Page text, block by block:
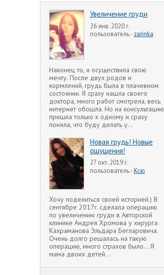
Увеличение груди
26 янв. 2020 г.
пользователь - zarinka
Наконец то, я осуществила свою
мечту. После двух родов и
кормлений, грудь была в плачевном
состоянии. Я сразу нашла своего
доктора, много работ смотрела, весь
интернет обошла. Но на консультацию
пришла только к одному и сразу
поняла, что буду делать у...
Новая грудь! Новые
ощущения!
27 окт. 2019 г.
пользователь -Ксю
Хочу поделиться своей историей.) В
сентябре 2017г. сделала операцию
по увеличению груди в Авторской
клинике Андрея Хромова у хирурга
Кахраманова Эльдара Бегларовича.
Очень долго решалась на такую
операцию, много страхов было... Я
мама двоих детей...